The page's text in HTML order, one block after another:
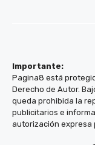
Importante:
Pagina8 está
Derecho de Autor.
queda prohibida la
publicitarios e
autorización expresa